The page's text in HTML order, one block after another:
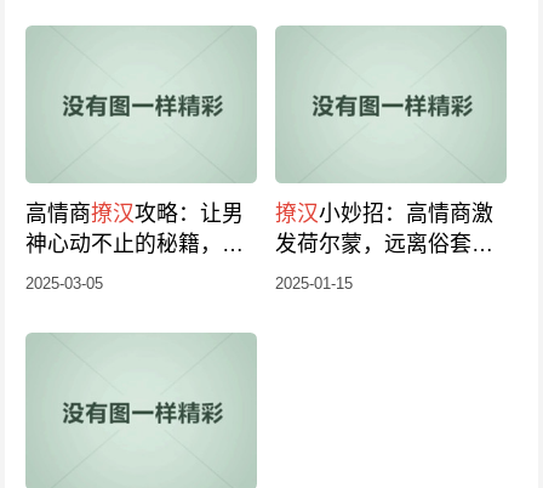
高情商撩汉攻略：让男
神心动不止的秘籍，珍
藏版！
2025-03-05
撩汉小妙招：高情商激
发荷尔蒙，远离俗套四
法，让你魅力四射
2025-01-15